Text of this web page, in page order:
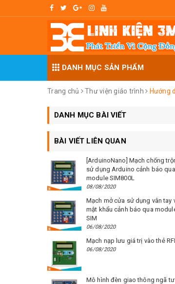
DANH MỤC SẢN PHẨM
Trang chủ Thư viện giáo trình Hướng
DANH MỤC BÀI VIẾT
BÀI VIẾT LIÊN QUAN
[ArduinoNano] Mạch chống
sử dụng Arduino cảnh báo qua
module SIM800L
08/08/2020
Mạch mở cửa sử dụng vân tay
mật khẩu cảnh báo qua
SIM
06/08/2020
Mạch nạp lưu giá trị vào thẻ
06/08/2020
Mô hình đèn giao thông ngã tư